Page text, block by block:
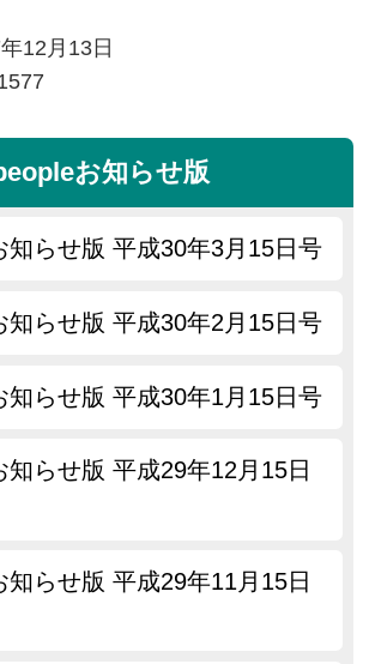
12月13日
お知らせ版
知らせ版 平成30年3月15日号
知らせ版 平成30年2月15日号
知らせ版 平成30年1月15日号
知らせ版 平成29年12月15日
知らせ版 平成29年11月15日